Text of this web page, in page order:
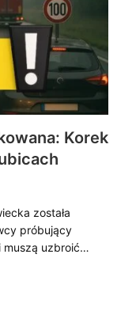
Korek
została
próbujący
muszą uzbroić…